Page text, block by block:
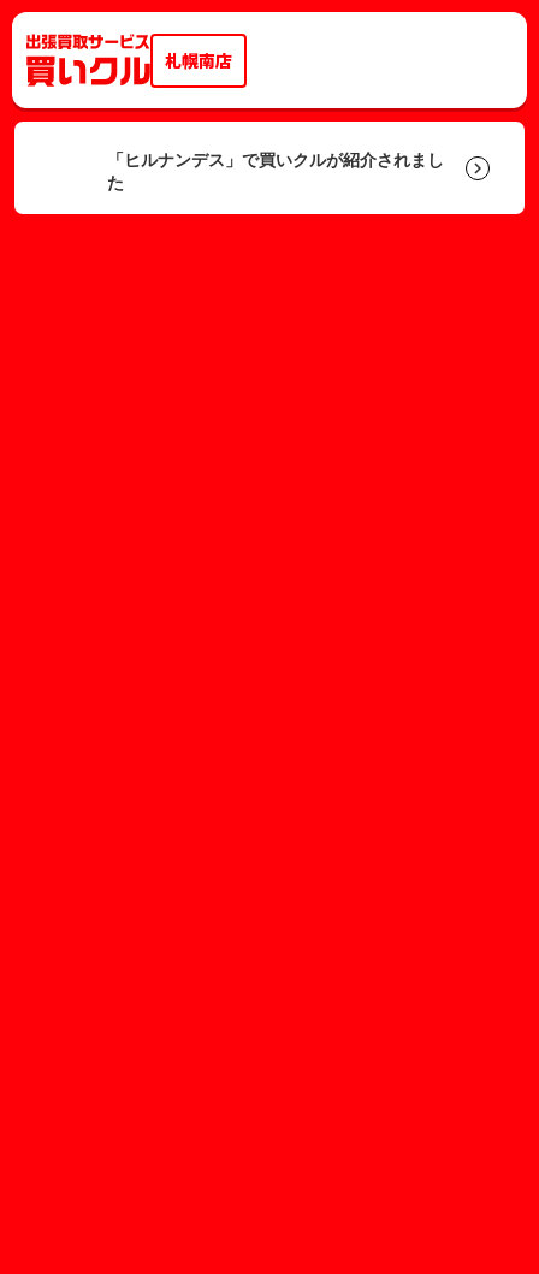
札幌南店
「ヒルナンデス」で買いクルが紹介されまし
た
keyboard_arrow_right